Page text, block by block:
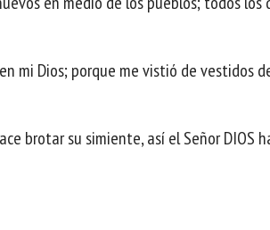
mi Dios; porque me vistió de vestidos
brotar su simiente, así el Señor